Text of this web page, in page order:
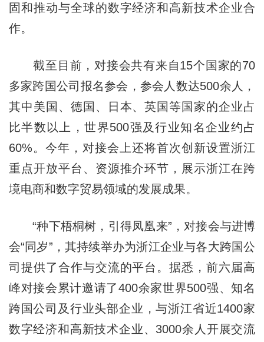
固和推动与全球的数字经济和高新技术企业合
作。
截至目前，对接会共有来自15个国家的70
多家跨国公司报名参会，参会人数达500余人，
其中美国、德国、日本、英国等国家的企业占
比半数以上，世界500强及行业知名企业约占
60%。今年，对接会上还将首次创新设置浙江
重点开放平台、资源推介环节，展示浙江在跨
境电商和数字贸易领域的发展成果。
“种下梧桐树，引得凤凰来”，对接会与进博
会“同岁”，其持续举办为浙江企业与各大跨国公
司提供了合作与交流的平台。据悉，前六届高
峰对接会累计邀请了400余家世界500强、知名
跨国公司及行业头部企业，与浙江省近1400家
数字经济和高新技术企业、3000余人开展交流